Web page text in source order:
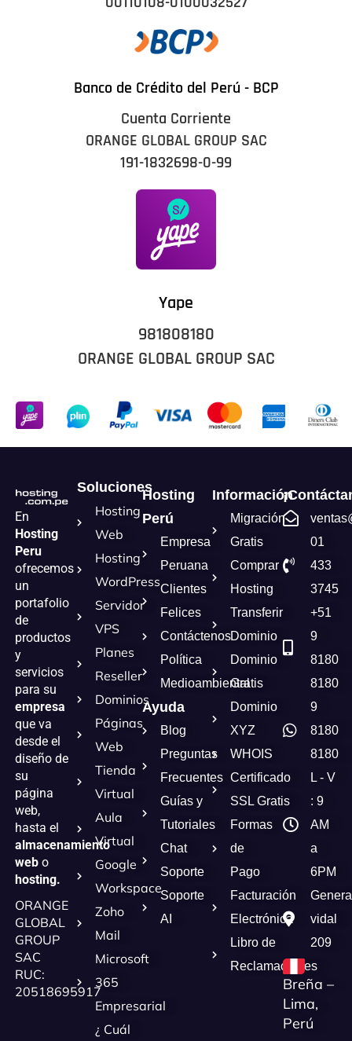
Banco de Crédito del Perú - BCP
Cuenta Corriente
ORANGE GLOBAL GROUP SAC
191-1832698-0-99
Yape
981808180
ORANGE GLOBAL GROUP SAC
En
Hosting
Peru
ofrecemos
un
portafolio
de
productos
y
servicios
para su
empresa
que va
desde el
diseño de
su
página
web,
hasta el
almacenamiento
webo
hosting.
ORANGE
GLOBAL
GROUP
SAC
RUC:
20518695917
Soluciones
Hosting
Web
Hosting
WordPress
Servidor
VPS
Planes
Reseller
Dominios
Páginas
Web
Tienda
Virtual
Aula
Virtual
Google
Workspace
Zoho
Mail
Microsoft
365
Empresarial
¿ Cuál
Hosting
Perú
Empresa
Peruana
Clientes
Felices
Contáctenos
Política
Medioambiental
Ayuda
Blog
Preguntas
Frecuentes
Guías y
Tutoriales
Chat
Soporte
Soporte
AI
Información
Migración
Gratis
Comprar
Hosting
Transferir
Dominio
Dominio
Gratis
Dominio
XYZ
WHOIS
Certificado
SSL Gratis
Formas
de
Pago
Facturación
Electrónica
Libro de
Reclamaciones
01
433
3745
+51
9
8180
8180
9
8180
8180
L - V
: 9
AM
a
6PM
vidal
209
Breña –
Lima,
Perú